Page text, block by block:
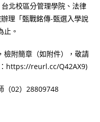
北校區分管理學院、法律
理「甄戰銘傳-甄選入學說
止。
檢附簡章（如附件），敬請
https://reurl.cc/Q42AX9)
（02）28809748